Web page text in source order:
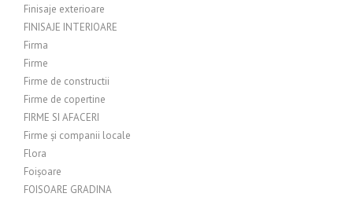
Finisaje exterioare
FINISAJE INTERIOARE
Firma
Firme
Firme de constructii
Firme de copertine
FIRME SI AFACERI
Firme și companii locale
Flora
Foișoare
FOISOARE GRADINA